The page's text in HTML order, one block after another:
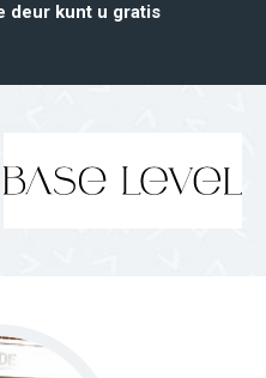
deur kunt u gratis